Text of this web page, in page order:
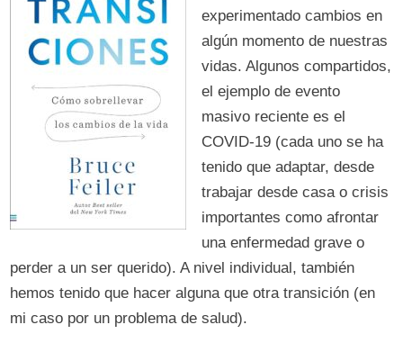
experimentado cambios en
algún momento de nuestras
vidas. Algunos compartidos,
el ejemplo de evento
masivo reciente es el
COVID-19 (cada uno se ha
tenido que adaptar, desde
trabajar desde casa o crisis
importantes como afrontar
una enfermedad grave o
perder a un ser querido). A nivel individual, también
hemos tenido que hacer alguna que otra transición (en
mi caso por un problema de salud).